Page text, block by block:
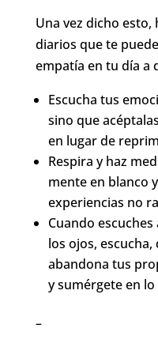
Una vez dicho
diarios que te
empatía en tu día a
Escucha tus
sino que
en lugar de
Respira y haz
mente en blanco
experiencias no
Cuando
los ojos,
abandona tus
y sumérgete en lo
–